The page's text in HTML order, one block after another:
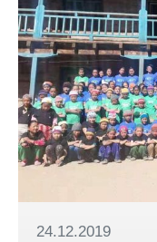
24.12.2019